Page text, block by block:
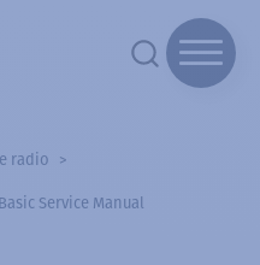
radio
Service Manual